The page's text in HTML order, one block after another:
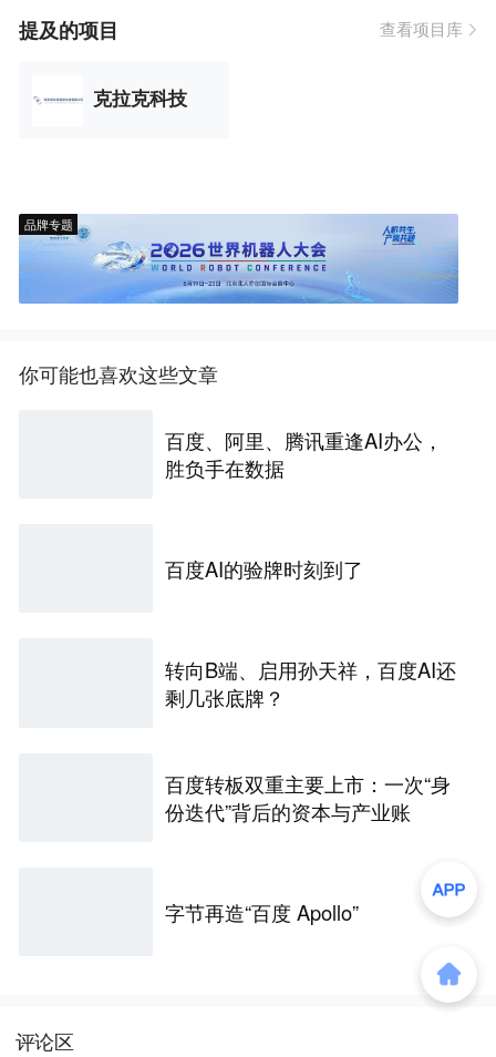
提及的项目 查看项目库
克拉克科技
品牌专题
你可能也喜欢这些文章
百度、阿里、腾讯重逢AI办公，
胜负手在数据
百度AI的验牌时刻到了
转向B端、启用孙天祥，百度AI还
剩几张底牌？
百度转板双重主要上市：一次“身
份迭代”背后的资本与产业账
字节再造“百度 Apollo”
评论区